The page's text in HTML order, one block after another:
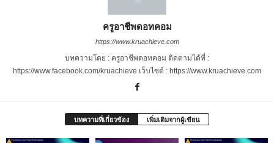
ครูอาชีพดอทคอม
https://www.kruachieve.com
บทความโดย : ครูอาชีพดอทคอม ติดตามได้ที่ :
https://www.facebook.com/kruachieve เว็บไซต์ : https://www.kruachieve.com
บทความที่เกี่ยวข้อง เพิ่มเติมจากผู้เขียน